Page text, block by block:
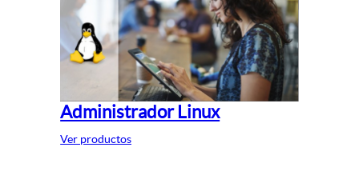
Administrador Linux
Ver productos